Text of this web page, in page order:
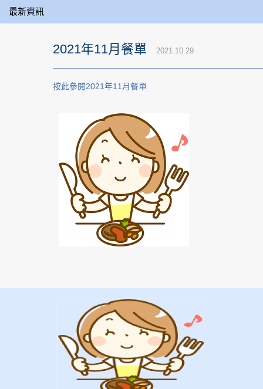
最新資訊
2021年11月餐單 2021.10.29
按此參閱2021年11月餐單